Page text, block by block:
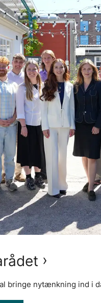
bringe nytænkning ind i